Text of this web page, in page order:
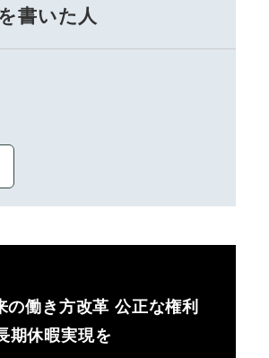
書いた人
の働き方改革 公正な権利
期休暇実現を